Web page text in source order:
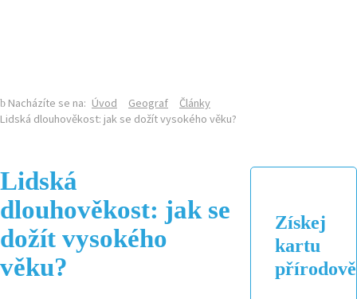
Nacházíte se na: Úvod Geograf
Články
Lidská dlouhověkost: jak se dožít vysokého věku?
Lidská
dlouhověkost: jak se
dožít vysokého
věku?
Získej
kartu